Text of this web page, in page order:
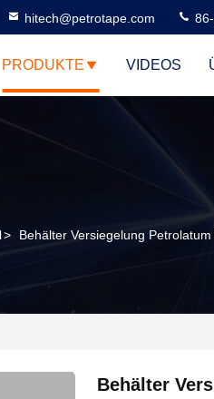
hitech@petrotape.com
PRODUKTE VIDEOS
> Behälter Versiegelung
Behälter